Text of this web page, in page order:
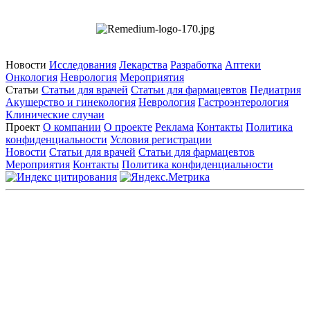
Новости Исследования Лекарства Разработка Аптеки
Онкология Неврология Мероприятия
Статьи Статьи для врачей Статьи для фармацевтов Педиатрия
Акушерство и гинекология Неврология Гастроэнтерология
Клинические случаи
Проект О компании О проекте Реклама Контакты Политика
конфиденциальности Условия регистрации
Новости Статьи для врачей Статьи для фармацевтов
Мероприятия Контакты Политика конфиденциальности